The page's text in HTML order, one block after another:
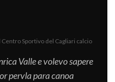
Sportivo del Cagliari calcio
Valle e volevo sapere
pervla para canoa